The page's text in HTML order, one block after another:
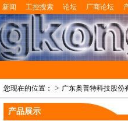
新闻 工控搜索 论坛 厂商论坛
您现在的位置： > 广东奥普特科技股份
产品展示